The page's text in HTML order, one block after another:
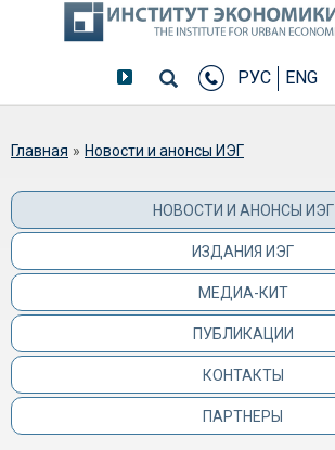
РУС ENG
Вы здесь
Главная » Новости и анонсы ИЭГ
НОВОСТИ И АНОНСЫ ИЭГ
ИЗДАНИЯ ИЭГ
МЕДИА-КИТ
ПУБЛИКАЦИИ
КОНТАКТЫ
ПАРТНЕРЫ